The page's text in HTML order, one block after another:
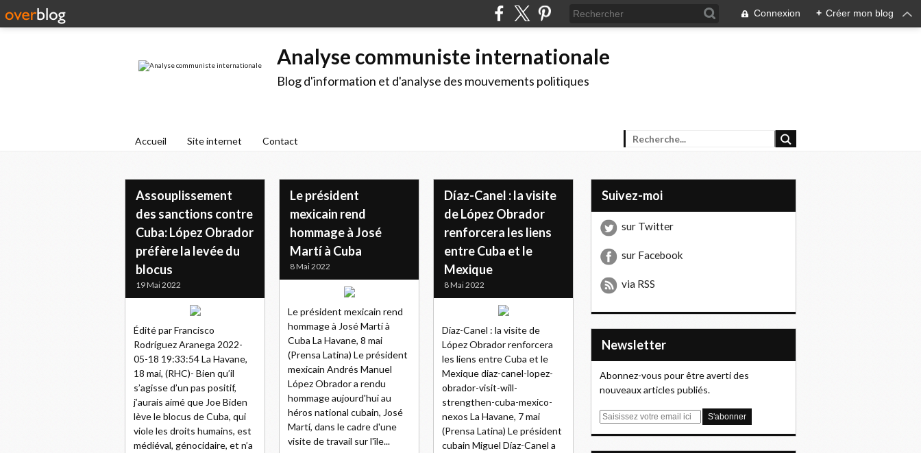
Connexion + Créer mon blog
Analyse communiste internationale
Blog d'information et d'analyse des mouvements politiques
Accueil Site internet Contact
Assouplissement
des sanctions contre
Cuba: López Obrador
préfère la levée du
blocus
19 Mai 2022
Édité par Francisco
Rodríguez Aranega 2022-
05-18 19:33:54 La Havane,
18 mai, (RHC)- Bien qu’il
s’agisse d’un pas positif,
j’aurais aimé que Joe Biden
lève le blocus de Cuba, qui
viole les droits humains, est
médiéval, génocidaire, et n’a
Le président
mexicain rend
hommage à José
Martí à Cuba
8 Mai 2022
Le président mexicain rend
hommage à José Martí à
Cuba La Havane, 8 mai
(Prensa Latina) Le président
mexicain Andrés Manuel
López Obrador a rendu
hommage aujourd'hui au
héros national cubain, José
Martí, dans le cadre d'une
visite de travail sur l'île...
Díaz-Canel : la visite
de López Obrador
renforcera les liens
entre Cuba et le
Mexique
8 Mai 2022
Díaz-Canel : la visite de
López Obrador renforcera
les liens entre Cuba et le
Mexique diaz-canel-lopez-
obrador-visit-will-
strengthen-cuba-mexico-
nexos La Havane, 7 mai
(Prensa Latina) Le président
cubain Miguel Díaz-Canel a
Suivez-moi
sur Twitter
sur Facebook
via RSS
Newsletter
Abonnez-vous pour être averti des
nouveaux articles publiés.
E